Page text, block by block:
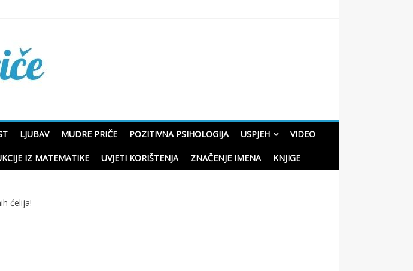
LJUBAV MUDRE PRIČE POZITIVNA PSIHOLOGIJA USPJEH VIDEO
IZ MATEMATIKE UVJETI KORIŠTENJA ZNAČENJE IMENA KNJIGE
ćelija!